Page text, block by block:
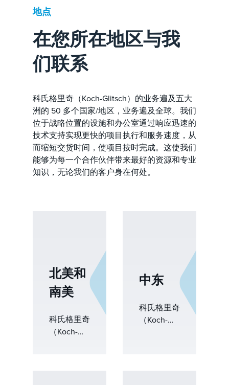
地点
在您所在地区与我
们联系
科氏格里奇（Koch-Glitsch）的业务遍及五大
洲的 50 多个国家/地区，业务遍及全球。我们
位于战略位置的设施和办公室通过响应迅速的
技术支持实现更快的项目执行和服务速度，从
而缩短交货时间，使项目按时完成。这使我们
能够为每一个合作伙伴带来最好的资源和专业
知识，无论我们的客户身在何处。
北美和
南美
科氏格里奇
（Koch-
中东
科氏格里奇
（Koch-